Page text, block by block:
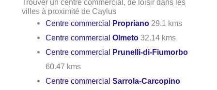
Trouver un centre commercial, de loisir dans les
villes à proximité de Caylus
Centre commercial Propriano 29.1 kms
Centre commercialOlmeto 32.14 kms
Centre commercial Prunelli-di-Fiumorbo
60.47 kms
Centre commercialSarrola-Carcopino